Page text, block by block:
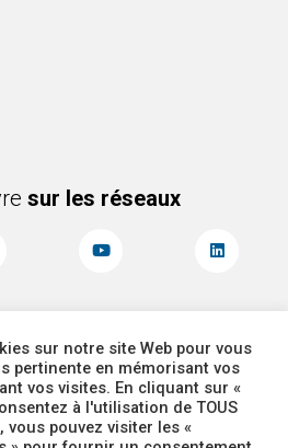
sur les réseaux
ACCESSIBILITÉ
ADMINISTRATEUR
sur notre site Web pour vous
pertinente en mémorisant vos
vos visites. En cliquant sur «
à l'utilisation de TOUS
vous pouvez visiter les «